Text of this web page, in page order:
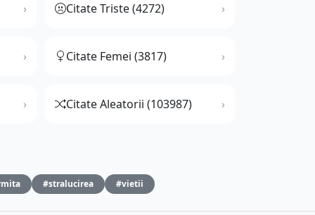
Citate Triste (4272)
Citate Femei (3817)
Citate Aleatorii (103987)
#stralucirea #vietii